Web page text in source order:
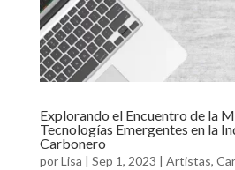
Explorando el Encuentro de la
Tecnologías Emergentes en la
Carbonero
porLisa | Sep 1, 2023 | Artistas,